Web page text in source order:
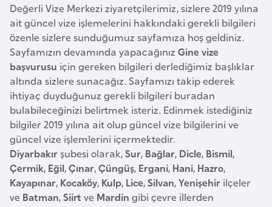
Değerli Vize Merkezi ziyaretçilerimiz, sizlere 2019 yılına
ait güncel vize işlemelerini hakkındaki gerekli bilgileri
özenle sizlere sunduğumuz sayfamıza hoş geldiniz.
Sayfamızın devamında yapacağınız Gine vize
başvurusu için gereken bilgileri derlediğimiz başlıklar
altında sizlere sunacağız. Sayfamızı takip ederek
ihtiyaç duyduğunuz gerekli bilgileri buradan
bulabileceğinizi belirtmek isteriz. Edinmek istediğiniz
bilgiler 2019 yılına ait olup güncel vize bilgilerini ve
güncel vize işlemlerini içermektedir.
Diyarbakırşubesi olarak,Sur, Bağlar, Dicle, Bismil,
Çermik, Eğil,Çınar,Çüngüş, Ergani, Hani, Hazro,
Kayapınar, Kocaköy, Kulp, Lice,Silvan,Yenişehir ilçeler
ve Batman,Siirt ve Mardin gibi çevre illerden
a
A
z
e
r
b
a
y
c
a
n